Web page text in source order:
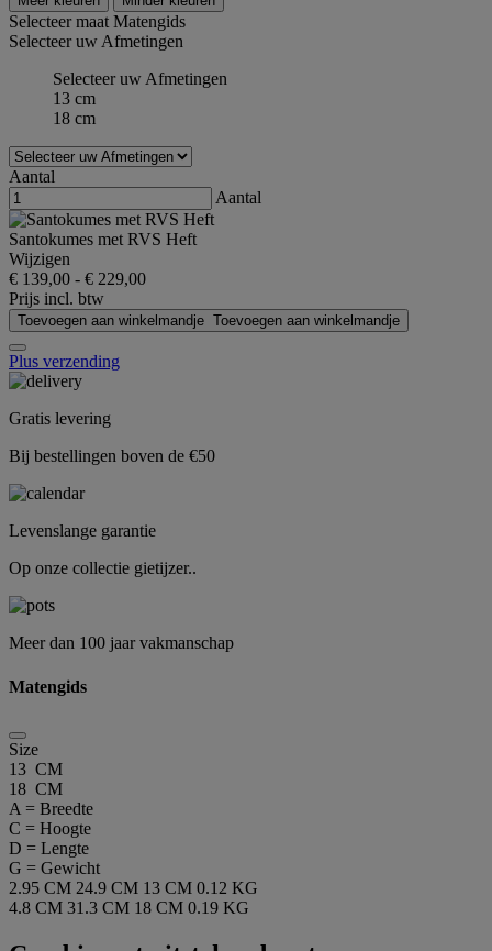
Selecteer maatMatengids
Selecteer uw Afmetingen
Selecteer uw Afmetingen
13 cm
18 cm
Aantal
Aantal
Santokumes met RVS Heft
Wijzigen
€ 139,00 - € 229,00
Prijs incl. btw
Toevoegen aan winkelmandje Toevoegen aan winkelmandje
Plus verzending
Gratis levering
Bij bestellingen boven de €50
Levenslange garantie
Op onze collectie gietijzer..
Meer dan 100 jaar vakmanschap
Matengids
Size
13 CM
18 CM
A = Breedte
C = Hoogte
D = Lengte
G = Gewicht
2.95 CM 24.9 CM 13 CM 0.12 KG
4.8 CM 31.3 CM 18 CM 0.19 KG